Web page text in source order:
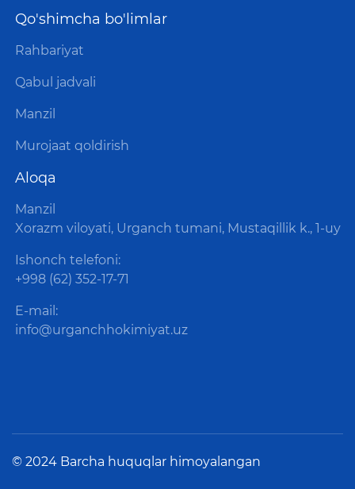
Qo'shimcha bo'limlar
Rahbariyat
Qabul jadvali
Manzil
Murojaat qoldirish
Aloqa
Manzil
Xorazm viloyati, Urganch tumani, Mustaqillik k., 1-uy
Ishonch telefoni:
+998 (62) 352-17-71
E-mail:
info@urganchhokimiyat.uz
© 2024 Barcha huquqlar himoyalangan